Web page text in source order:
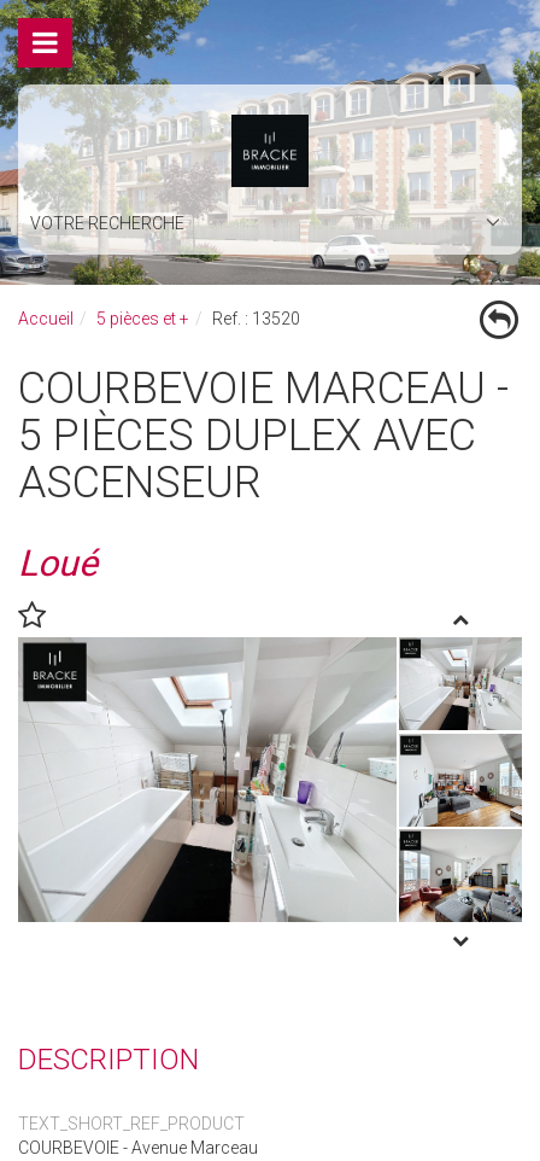
VOTRE RECHERCHE
Accueil 5 pièces et + Ref. : 13520
COURBEVOIE MARCEAU -
5 PIÈCES DUPLEX AVEC
ASCENSEUR
Loué
DESCRIPTION
TEXT_SHORT_REF_PRODUCT
COURBEVOIE - Avenue Marceau